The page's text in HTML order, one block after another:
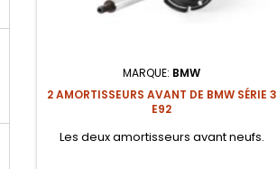
MARQUE: BMW
2 AMORTISSEURS AVANT DE BMW SÉRIE 3
E92
Les deux amortisseurs avant neufs.